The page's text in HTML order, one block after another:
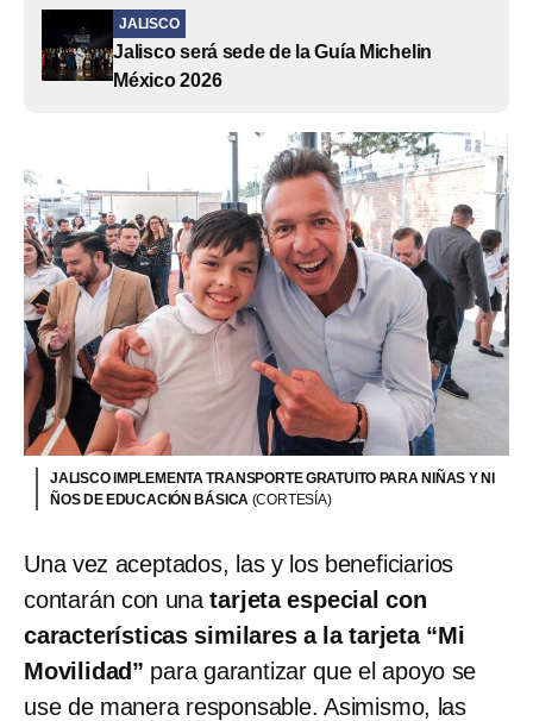
JALISCO
Jalisco será sede de la Guía Michelin
México 2026
JALISCO IMPLEMENTA TRANSPORTE GRATUITO PARA NIÑAS Y NI
ÑOS DE EDUCACIÓN BÁSICA (CORTESÍA)
Una vez aceptados, las y los beneficiarios
contarán con unatarjeta especial con
características similares a la tarjeta “Mi
Movilidad” para garantizar que el apoyo se
use de manera responsable. Asimismo, las